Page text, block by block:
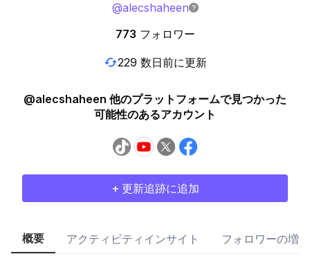
@alecshaheen
773 フォロワー
229 数日前に更新
@alecshaheen 他のプラットフォームで見つかった
可能性のあるアカウント
+ 更新追跡に追加
概要 アクティビティインサイト フォロワーの増加